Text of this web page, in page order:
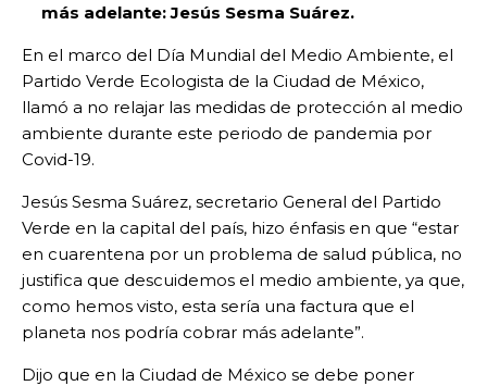
más adelante: Jesús Sesma Suárez.
En el marco del Día Mundial del Medio Ambiente, el
Partido Verde Ecologista de la Ciudad de México,
llamó a no relajar las medidas de protección al medio
ambiente durante este periodo de pandemia por
Covid-19.
Jesús Sesma Suárez, secretario General del Partido
Verde en la capital del país, hizo énfasis en que “estar
en cuarentena por un problema de salud pública, no
justifica que descuidemos el medio ambiente, ya que,
como hemos visto, esta sería una factura que el
planeta nos podría cobrar más adelante”.
Dijo que en la Ciudad de México se debe poner